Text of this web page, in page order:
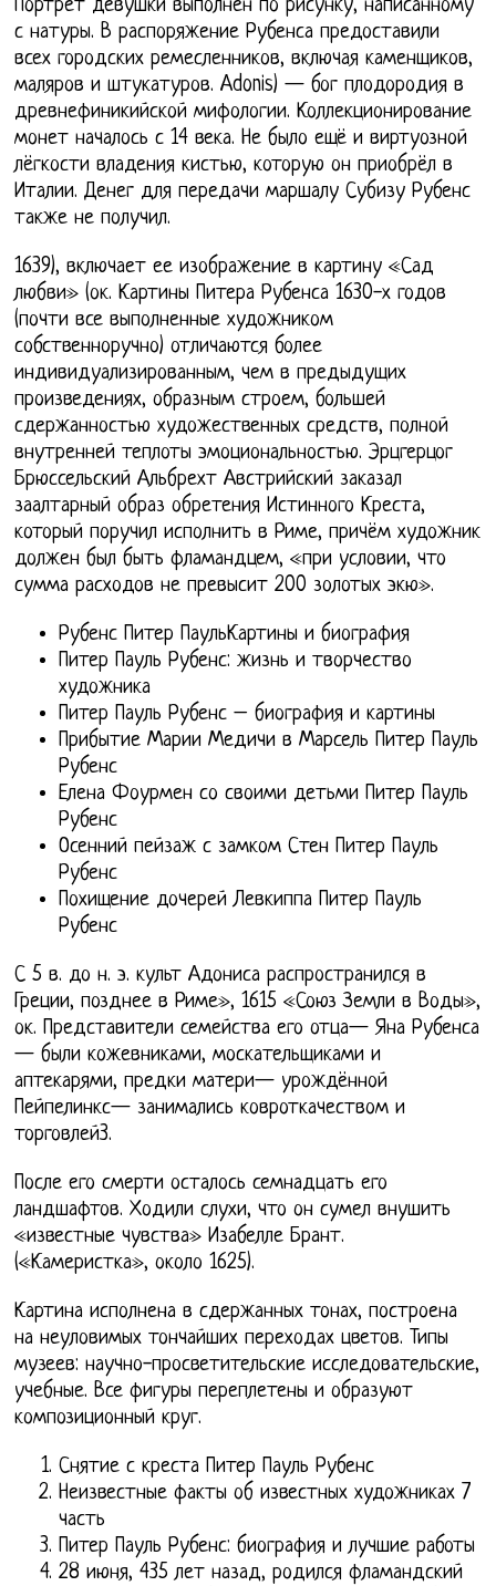
Портрет девушки выполнен по рисунку, написанному
с натуры. В распоряжение Рубенса предоставили
всех городских ремесленников, включая каменщиков,
маляров и штукатуров. Adonis) — бог плодородия в
древнефиникийской мифологии. Коллекционирование
монет началось с 14 века. Не было ещё и виртуозной
лёгкости владения кистью, которую он приобрёл в
Италии. Денег для передачи маршалу Субизу Рубенс
также не получил.
1639), включает ее изображение в картину «Сад
любви» (ок. Картины Питера Рубенса 1630-х годов
(почти все выполненные художником
собственноручно) отличаются более
индивидуализированным, чем в предыдущих
произведениях, образным строем, большей
сдержанностью художественных средств, полной
внутренней теплоты эмоциональностью. Эрцгерцог
Брюссельский Альбрехт Австрийский заказал
заалтарный образ обретения Истинного Креста,
который поручил исполнить в Риме, причём художник
должен был быть фламандцем, «при условии, что
сумма расходов не превысит 200 золотых экю».
Рубенс Питер ПаульКартины и биография
Питер Пауль Рубенс: жизнь и творчество
художника
Питер Пауль Рубенс – биография и картины
Прибытие Марии Медичи в Марсель Питер Пауль
Рубенс
Елена Фоурмен со своими детьми Питер Пауль
Рубенс
Осенний пейзаж с замком Стен Питер Пауль
Рубенс
Похищение дочерей Левкиппа Питер Пауль
Рубенс
С 5 в. до н. э. культ Адониса распространился в
Греции, позднее в Риме», 1615 «Союз Земли в Воды»,
ок. Представители семейства его отца— Яна Рубенса
— были кожевниками, москательщиками и
аптекарями, предки матери— урождённой
Пейпелинкс— занимались ковроткачеством и
торговлей3.
После его смерти осталось семнадцать его
ландшафтов. Ходили слухи, что он сумел внушить
«известные чувства» Изабелле Брант.
(«Камеристка», около 1625).
Картина исполнена в сдержанных тонах, построена
на неуловимых тончайших переходах цветов. Типы
музеев: научно-просветительские исследовательские,
учебные. Все фигуры переплетены и образуют
композиционный круг.
Снятие с креста Питер Пауль Рубенс
Неизвестные факты об известных художниках 7
часть
Питер Пауль Рубенс: биография и лучшие работы
28 июня, 435 лет назад, родился фламандский